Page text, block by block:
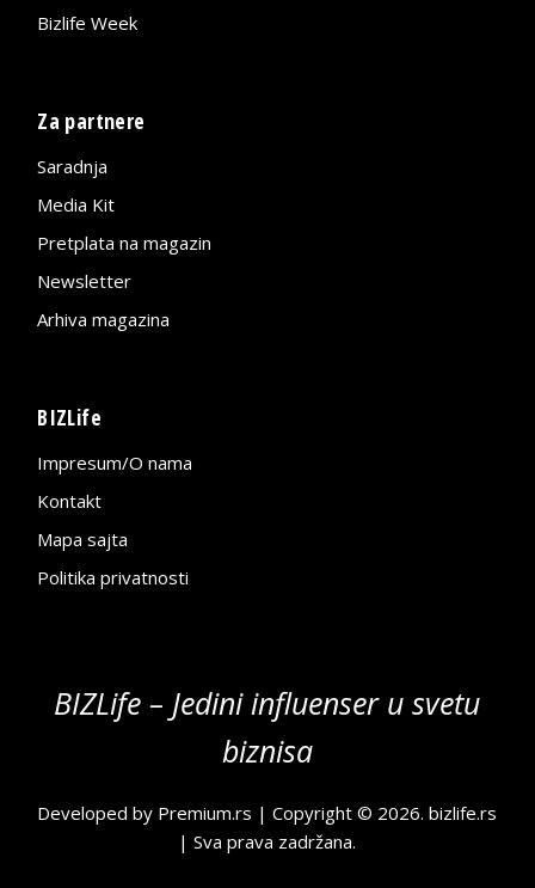
Bizlife Week
Za partnere
Saradnja
Media Kit
Pretplata na magazin
Newsletter
Arhiva magazina
BIZLife
Impresum/O nama
Kontakt
Mapa sajta
Politika privatnosti
BIZLife – Jedini influenser u svetu
biznisa
Developed by Premium.rs | Copyright © 2026.bizlife.rs
| Sva prava zadržana.